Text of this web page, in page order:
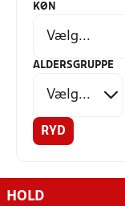
KØN
ALDERSGRUPPE
RYD
HOLD